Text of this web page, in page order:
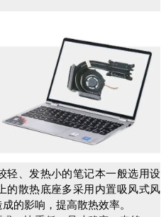
轻、发热小的笔记本一般选用设
的散热底座多采用内置吸风式风
的影响，提高散热效率。